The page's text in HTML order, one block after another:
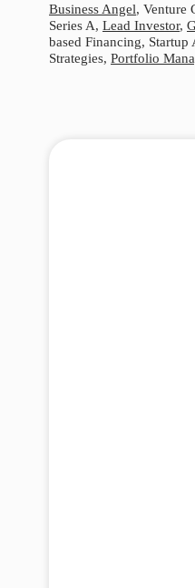
Business Angel, Venture
Series A, Lead Investor,
based Financing, Startup
Strategies, Portfolio